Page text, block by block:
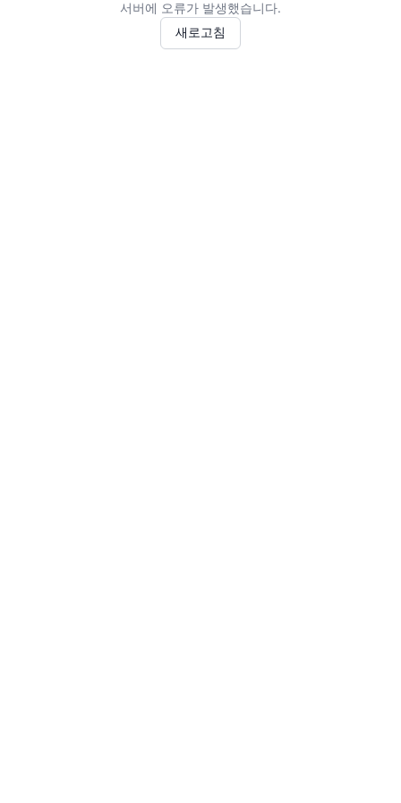
서버에 오류가 발생했습니다.
새로고침